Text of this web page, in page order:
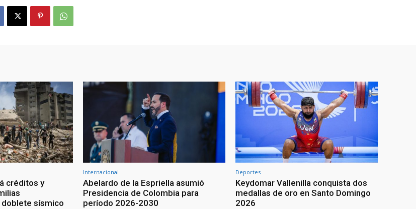
créditos y
sísmico
Internacional
Abelardo de la Espriella asumió
Presidencia de Colombia para
período 2026-2030
Deportes
Keydomar Vallenilla conquista dos
medallas de oro en Santo Domingo
2026